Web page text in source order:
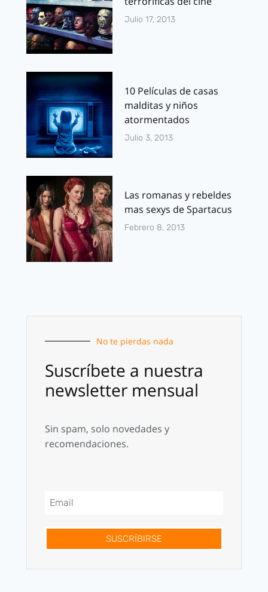
Julio 17, 2013
10 Películas de casas
malditas y niños
atormentados
Julio 3, 2013
Las romanas y rebeldes
mas sexys de Spartacus
Febrero 8, 2013
No te pierdas nada
Suscríbete a nuestra
newsletter mensual
Sin spam, solo novedades y
recomendaciones.
SUSCRÍBIRSE